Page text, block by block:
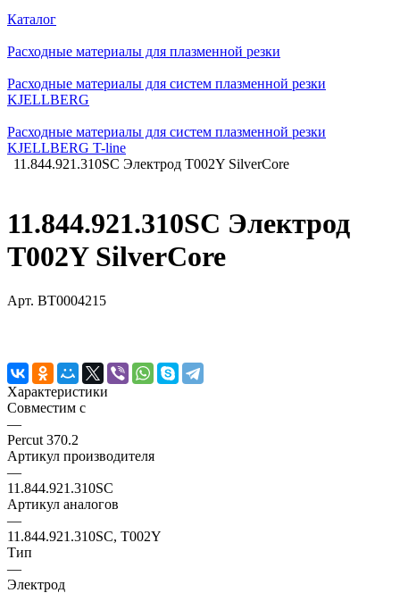
Каталог
Расходные материалы для плазменной резки
Расходные материалы для систем плазменной резки
KJELLBERG
Расходные материалы для систем плазменной резки
KJELLBERG T-line
11.844.921.310SC Электрод T002Y SilverCore
11.844.921.310SC Электрод
T002Y SilverCore
Арт. BT0004215
Характеристики
Совместим с
—
Percut 370.2
Артикул производителя
—
11.844.921.310SC
Артикул аналогов
—
11.844.921.310SC, T002Y
Тип
—
Электрод